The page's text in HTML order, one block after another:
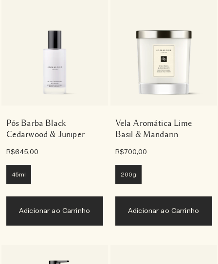
Pós Barba Black
Cedarwood & Juniper
R$645,00
45ml
Adicionar ao Carrinho
Vela Aromática Lime
Basil & Mandarin
R$700,00
200g
Adicionar ao Carrinho